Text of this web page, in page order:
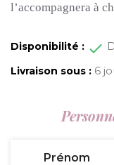
l’accompagnera à
Disponibilité :
Livraison sous : 6
Prénom